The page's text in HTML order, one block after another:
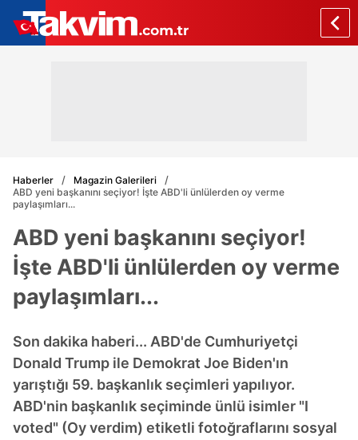
Haberler
Magazin Galerileri
ABD yeni başkanını seçiyor! İşte ABD'li ünlülerden oy verme
paylaşımları...
ABD yeni başkanını seçiyor!
İşte ABD'li ünlülerden oy verme
paylaşımları...
Son dakika haberi... ABD'de Cumhuriyetçi
Donald Trump ile Demokrat Joe Biden'ın
yarıştığı 59. başkanlık seçimleri yapılıyor.
ABD'nin başkanlık seçiminde ünlü isimler "I
voted" (Oy verdim) etiketli fotoğraflarını sosyal